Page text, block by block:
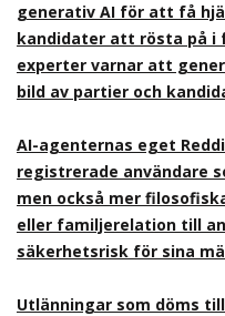
generativ AI för att få
kandidater att rösta på i
experter varnar att
bild av partier och
AI-agenternas eget
registrerade användare
men också mer
eller familjerelation till
säkerhetsrisk för sina
Utlänningar som döms